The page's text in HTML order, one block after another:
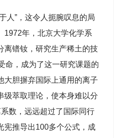
人”，这令人扼腕叹息的局
1972年，北京大学化学系
镨钕，研究生产稀土的技
命，成为了这一研究课题的
大胆摒弃国际上通用的离子
级萃取理论，使本身难以分
数，远远超过了国际同行
宪推导出100多个公式，成